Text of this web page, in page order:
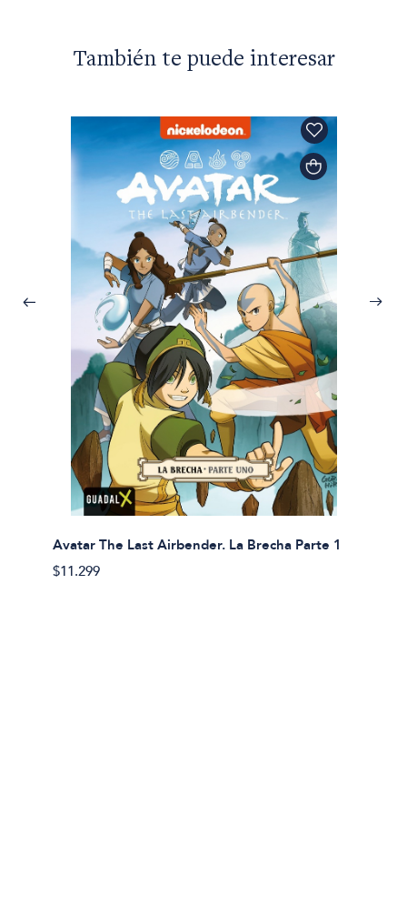
También te puede interesar
Avatar The Last Airbender. La Brecha Parte 1
$11.299